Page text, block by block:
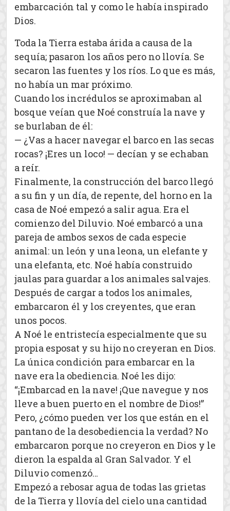
embarcación tal y como le había inspirado
Dios.
Toda la Tierra estaba árida a causa de la
sequía; pasaron los años pero no llovía. Se
secaron las fuentes y los ríos. Lo que es más,
no había un mar próximo.
Cuando los incrédulos se aproximaban al
bosque veían que Noé construía la nave y
se burlaban de él:
— ¿Vas a hacer navegar el barco en las secas
rocas? ¡Eres un loco! — decían y se echaban
a reír.
Finalmente, la construcción del barco llegó
a su fin y un día, de repente, del horno en la
casa de Noé empezó a salir agua. Era el
comienzo del Diluvio. Noé embarcó a una
pareja de ambos sexos de cada especie
animal: un león y una leona, un elefante y
una elefanta, etc. Noé había construido
jaulas para guardar a los animales salvajes.
Después de cargar a todos los animales,
embarcaron él y los creyentes, que eran
unos pocos.
A Noé le entristecía especialmente que su
propia esposat y su hijo no creyeran en Dios.
La única condición para embarcar en la
nave era la obediencia. Noé les dijo:
“¡Embarcad en la nave! ¡Que navegue y nos
lleve a buen puerto en el nombre de Dios!”
Pero, ¿cómo pueden ver los que están en el
pantano de la desobediencia la verdad? No
embarcaron porque no creyeron en Dios y le
dieron la espalda al Gran Salvador. Y el
Diluvio comenzó…
Empezó a rebosar agua de todas las grietas
de la Tierra y llovía del cielo una cantidad